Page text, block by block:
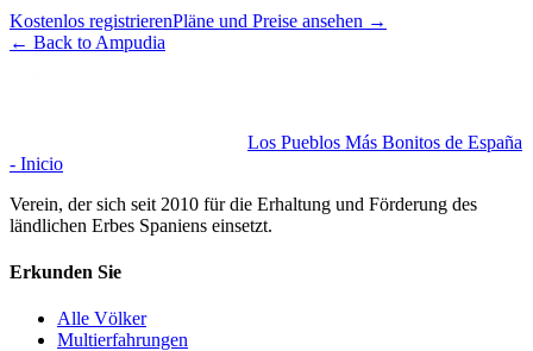
Kostenlos registrierenPläne und Preise ansehen →
← Back to Ampudia
Los Pueblos Más Bonitos de España
- Inicio
Verein, der sich seit 2010 für die Erhaltung und Förderung des
ländlichen Erbes Spaniens einsetzt.
Erkunden Sie
Alle Völker
Multierfahrungen